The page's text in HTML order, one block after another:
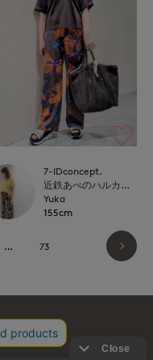
7-IDconcept.
近鉄あべのハルカス7-IDconcept.
Yuka
155cm
… 73